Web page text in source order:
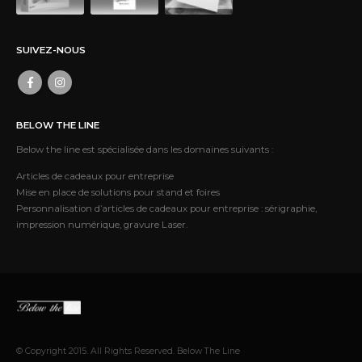
SUIVEZ-NOUS
BELOW THE LINE
Below the line est spécialisée dans les domaines suivants :
Articles de cadeaux pour entreprise
Mise en place de solutions pour stand et foires
Personnalisation d’articles de cadeaux pour entreprise : sérigraphie,
impression numérique, gravure Laser.
© Copyright 2015. All Rights Reserved. Below The Line